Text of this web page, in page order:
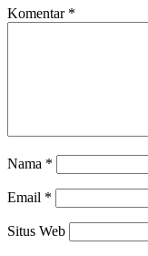
Komentar *
Nama *
Email *
Situs Web